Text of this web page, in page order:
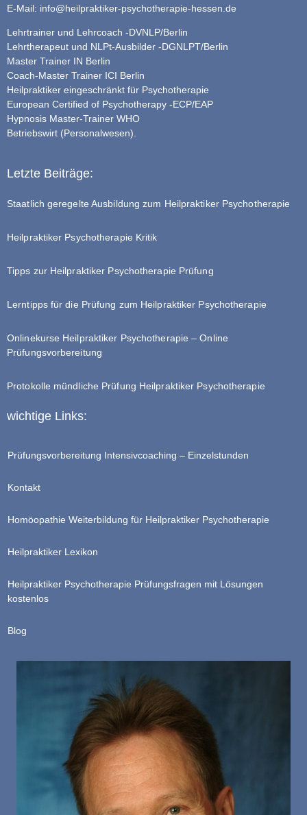
E-Mail: info@heilpraktiker-psychotherapie-hessen.de
Lehrtrainer und Lehrcoach -DVNLP/Berlin
Lehrtherapeut und NLPt-Ausbilder -DGNLPT/Berlin
Master Trainer IN Berlin
Coach-Master Trainer ICI Berlin
Heilpraktiker eingeschränkt für Psychotherapie
European Certified of Psychotherapy -ECP/EAP
Hypnosis Master-Trainer WHO
Betriebswirt (Personalwesen).
Letzte Beiträge:
Staatlich geregelte Ausbildung zum Heilpraktiker Psychotherapie
Heilpraktiker Psychotherapie Kritik
Tipps zur Heilpraktiker Psychotherapie Prüfung
Lerntipps für die Prüfung zum Heilpraktiker Psychotherapie
Onlinekurse Heilpraktiker Psychotherapie – Online
Prüfungsvorbereitung
Protokolle mündliche Prüfung Heilpraktiker Psychotherapie
wichtige Links:
Prüfungsvorbereitung Intensivcoaching – Einzelstunden
Kontakt
Homöopathie Weiterbildung für Heilpraktiker Psychotherapie
Heilpraktiker Lexikon
Heilpraktiker Psychotherapie Prüfungsfragen mit Lösungen
kostenlos
Blog